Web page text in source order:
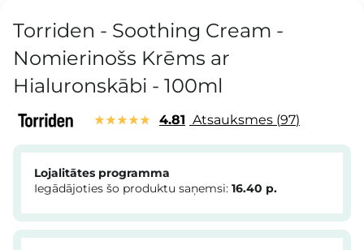
Torriden - Soothing Cream -
Nomierinošs Krēms ar
Hialuronskābi - 100ml
4.81 Atsauksmes 97
Lojalitātes programma
Iegādājoties šo produktu saņemsi: 16.40 p.